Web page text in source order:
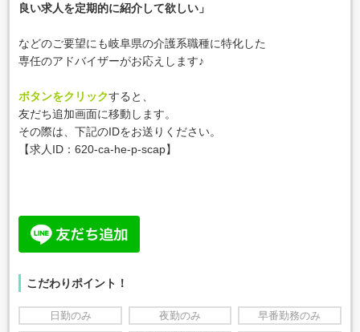
良い求人を定期的に紹介して欲しい」
などのご要望にも岐阜県の介護系職種に特化した
専任のアドバイザーがお応えします♪
ボタンをクリックすると、
友だち追加画面に移動します。
その際は、下記のIDをお送りください。
【求人ID：620-ca-he-p-scap】
こだわりポイント！
日勤のみ 夜勤のみ 早番勤務のみ